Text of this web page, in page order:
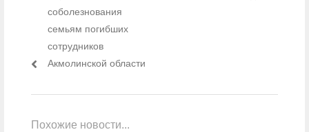
соболезнования
семьям погибших
сотрудников
Акмолинской области
Похожие новости...